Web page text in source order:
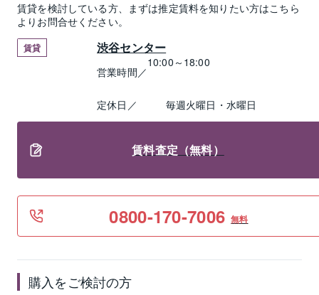
賃貸を検討している方、まずは推定賃料を知りたい方はこちら
よりお問合せください。
賃貸 渋谷センター
営業時間／
10:00～18:00
定休日／ 毎週火曜日・水曜日
賃料査定（無料）
0800-170-7006 無料
購入をご検討の方